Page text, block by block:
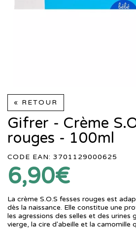
« RETOUR
Gifrer - Crème
rouges - 100ml
CODE EAN: 3701129000625
6,90€
La crème S.O.S fesses rouges est
dès la naissance. Elle constitue une
les agressions des selles et des urines
vierge, la cire d'abeille et la camomille